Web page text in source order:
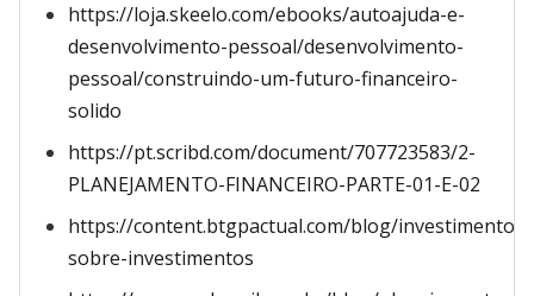
https://loja.skeelo.com/ebooks/autoajuda-e-
desenvolvimento-pessoal/desenvolvimento-
pessoal/construindo-um-futuro-financeiro-
solido
https://pt.scribd.com/document/707723583/2-
PLANEJAMENTO-FINANCEIRO-PARTE-01-E-02
https://content.btgpactual.com/blog/
sobre-investimentos